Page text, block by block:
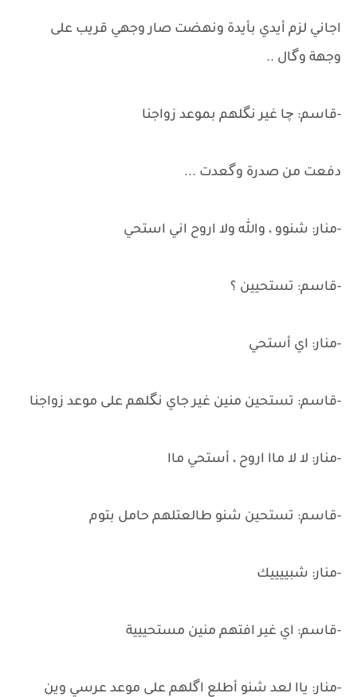
اجاني لزم أيدي بأيدة ونهضت صار وجهي قريب على
وجهة وگال ..
-قاسم: چا غير نگلهم بموعد زواجنا
دفعت من صدرة وگعدت ...
-منار: شنوو ، والله ولا اروح اني استحي
-قاسم: تستحيين ؟
-منار: اي أستحي
-قاسم: تستحين منين غير جاي نگلهم على موعد زواجنا
-منار: لا لا ماا اروح ، أستحي ماا
-قاسم: تستحين شنو طالعتلهم حامل بتوم
-منار: شبييييك
-قاسم: اي غير افتهم منين مستحييية
-منار: ياا لعد شنو أطلع اگلهم على موعد عرسي وين